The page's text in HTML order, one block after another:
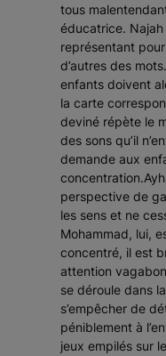
tous
éducatrice.
représentant
d’autres des
enfants doivent
la carte
deviné répète le
des sons qu’il
demande aux
perspective de
les sens et ne
Mohammad, lui,
concentré, il est
attention
se déroule dans
s’empêcher de
péniblement à
jeux empilés sur